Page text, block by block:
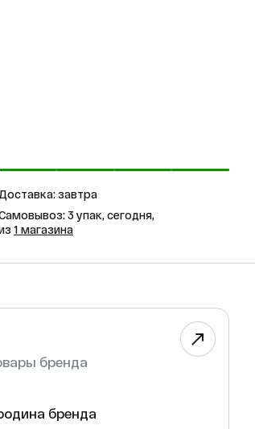
Доставка: завтра
3 упак, сегодня,
1 магазина
бренда
бренда